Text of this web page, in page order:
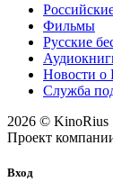
Фильмы
Русские
Новости о
Служба
2026 © KinoRius
Проект
Вход